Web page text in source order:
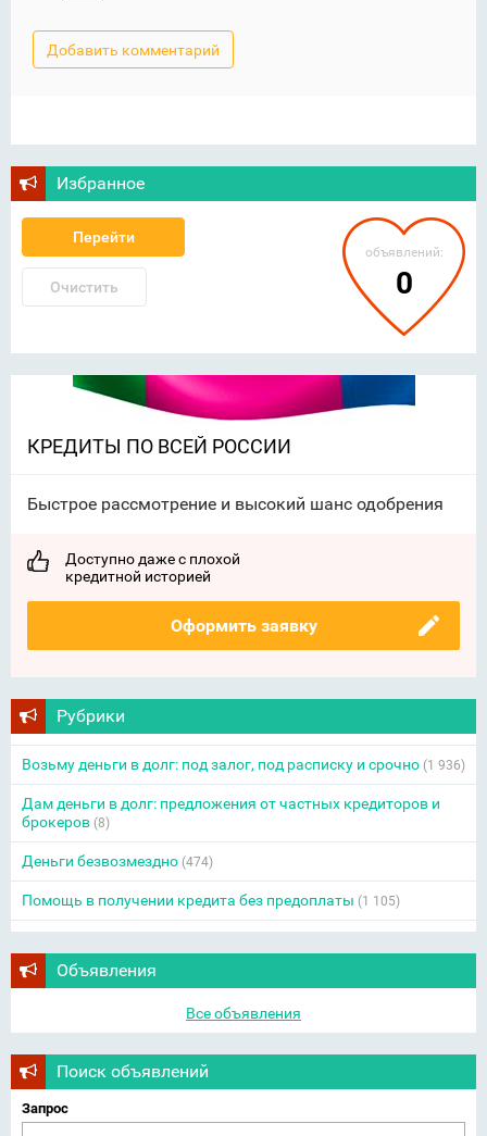
Избранное
Перейти
Очистить
объявлений:
0
КРЕДИТЫ ПО ВСЕЙ РОССИИ
Быстрое рассмотрение и высокий шанс одобрения
Доступно даже с плохой
кредитной историей
Оформить заявку
Рубрики
Возьму деньги в долг: под залог, под расписку и срочно (1 936)
Дам деньги в долг: предложения от частных кредиторов и
брокеров (8)
Деньги безвозмездно (474)
Помощь в получении кредита без предоплаты (1 105)
Объявления
Все объявления
Поиск объявлений
Запрос